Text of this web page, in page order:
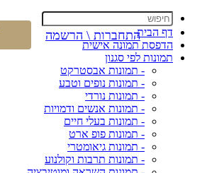
דף הבית
הדפסת תמונה אישית
תמונות לפי סגנון
- תמונות אבסטרקט
- תמונות נופים וטבע
- תמונות נורדי
- תמונות אנשים ודמויות
- תמונות בעלי חיים
- תמונות פופ ארט
- תמונות גיאומטרי
- תמונות תרבות וקולנוע
התחברות \ הרשמה